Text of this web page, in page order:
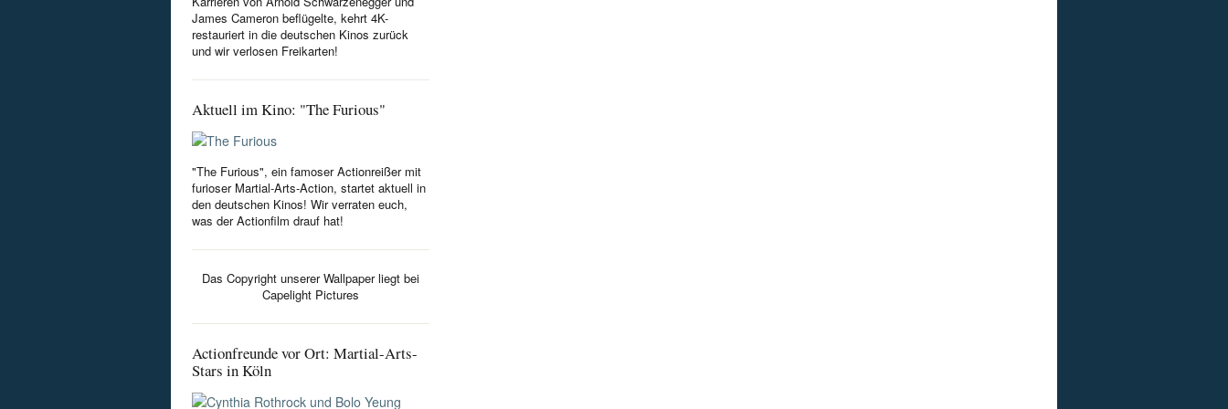
James Cameron beflügelte, kehrt 4K-
restauriert in die deutschen Kinos zurück
und wir verlosen Freikarten!
Aktuell im Kino: "The Furious"
"The Furious", ein famoser Actionreißer mit
furioser Martial-Arts-Action, startet aktuell in
den deutschen Kinos! Wir verraten euch,
was der Actionfilm drauf hat!
Das Copyright unserer Wallpaper liegt bei
Capelight Pictures
Actionfreunde vor Ort: Martial-Arts-
Stars in Köln